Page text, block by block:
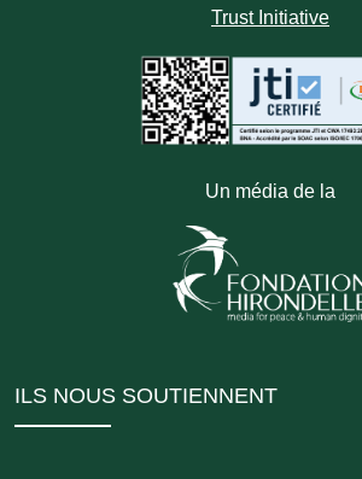
Trust Initiative
Un média de la
ILS NOUS SOUTIENNENT